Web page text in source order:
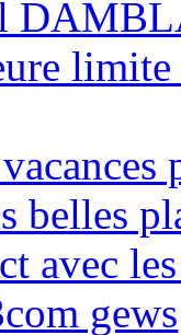
limite
belles
avec
gews